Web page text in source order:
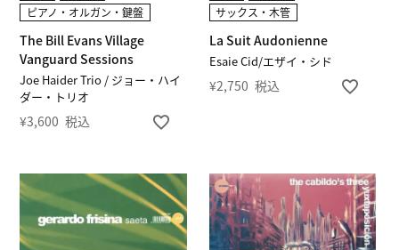
Joe Haider Trio / ジョー・ハイ
ダー・トリオ
The Bill Evans Village
Vanguard Sessions
ピアノ・オルガン・鍵盤
¥3,600 税込
Esaie Cid/エザイ・シド
La Suit Audonienne
サックス・木管
¥2,750 税込